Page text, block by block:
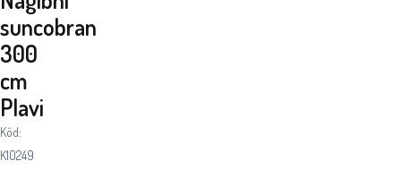
suncobran
300
cm
Plavi
Kôd:
K10249